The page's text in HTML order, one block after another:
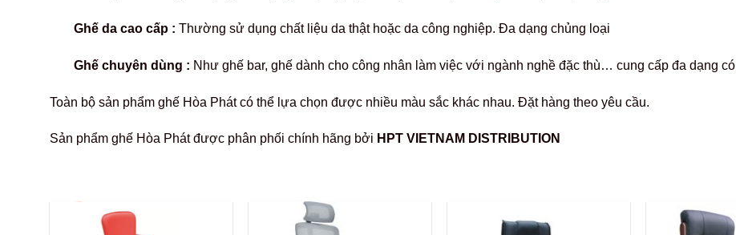
Ghế da cao cấp : Thường sử dụng chất liệu da thật hoặc da công nghiệp. Đa dạng chủng loại
Ghế chuyên dùng : Như ghế bar, ghế dành cho công nhân làm việc với ngành nghề đặc thù… cung cấp đa dạng
Toàn bộ sản phẩm ghế Hòa Phát có thể lựa chọn được nhiều màu sắc khác nhau. Đặt hàng theo yêu cầu.
Sản phẩm ghế Hòa Phát được phân phối chính hãng bởi HPT VIETNAM DISTRIBUTION